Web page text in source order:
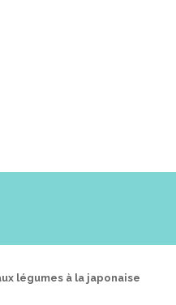
légumes à la japonaise